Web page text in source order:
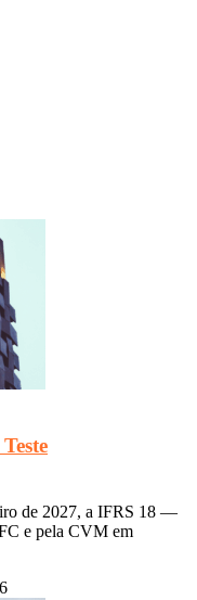
de 2027, a IFRS 18 —
e pela CVM em